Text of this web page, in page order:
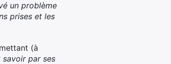
un problème
prises et les
(à
savoir par ses